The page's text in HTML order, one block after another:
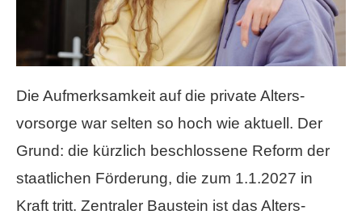
Die Aufmerksamkeit auf die private Alters­
vorsorge war selten so hoch wie aktuell. Der
Grund: die kürzlich beschlossene Reform der
staatlichen Förderung, die zum 1.1.2027 in
Kraft tritt. Zentraler Baustein ist das Alters­